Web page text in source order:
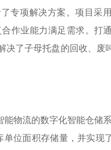
专项解决方案。项目采
作业能力满足需求。打
了子母托盘的回收、废
流的数字化智能仓储系
面积存储量，并实现